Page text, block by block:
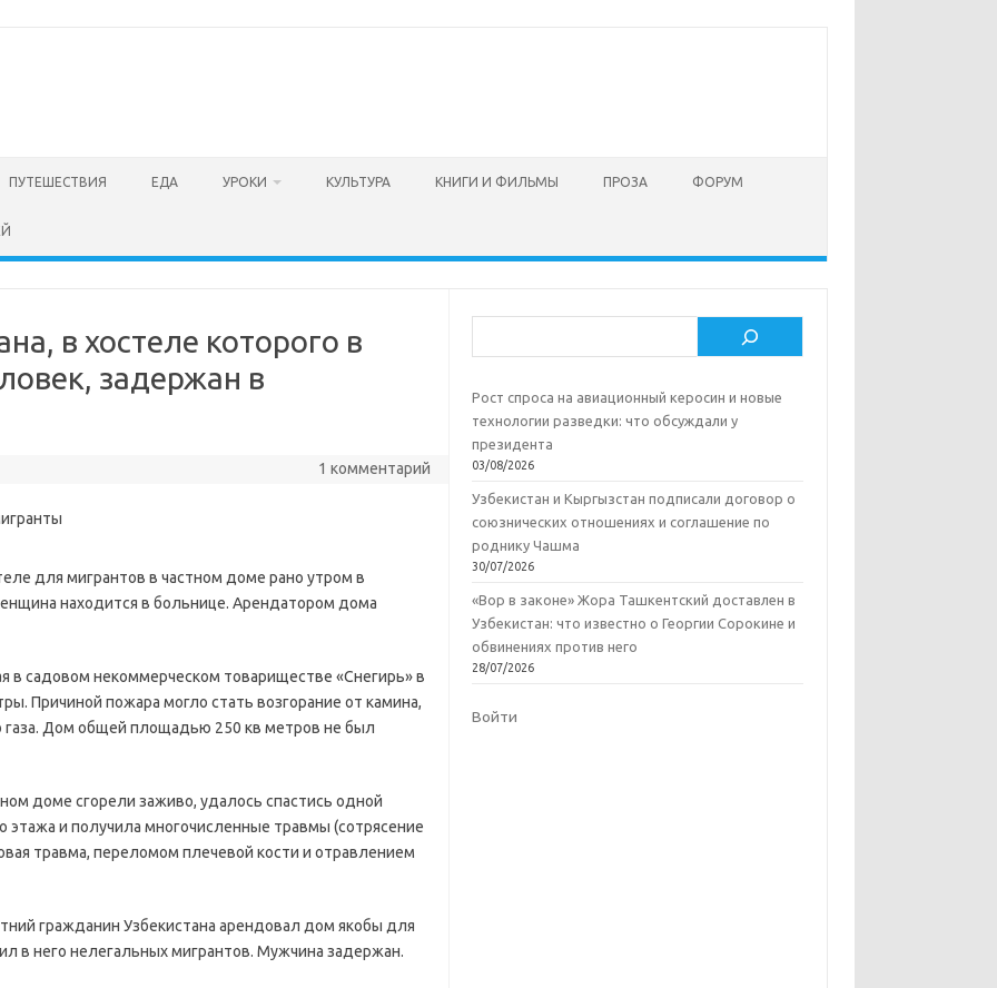
ПУТЕШЕСТВИЯ ЕДА УРОКИ КУЛЬТУРА КНИГИ И ФИЛЬМЫ ПРОЗА ФОРУМ
в хостеле которого в
задержан в
1 комментарий
для мигрантов в частном доме рано утром в
находится в больнице. Арендатором дома
в садовом некоммерческом товариществе «Снегирь» в
Причиной пожара могло стать возгорание от камина,
газа. Дом общей площадью 250 кв метров не был
доме сгорели заживо, удалось спастись одной
этажа и получила многочисленные травмы (сотрясение
травма, переломом плечевой кости и отравлением
гражданин Узбекистана арендовал дом якобы для
в него нелегальных мигрантов. Мужчина задержан.
Рост спроса на авиационный керосин и новые
технологии разведки: что обсуждали у
президента
03/08/2026
Узбекистан и Кыргызстан подписали договор о
союзнических отношениях и соглашение по
роднику Чашма
30/07/2026
«Вор в законе» Жора Ташкентский доставлен в
Узбекистан: что известно о Георгии Сорокине и
обвинениях против него
28/07/2026
Войти